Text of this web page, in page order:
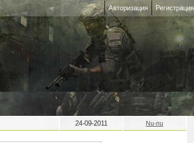
Авторизация Регистрация
24-09-2011
Nu-nu